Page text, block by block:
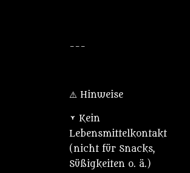
---
⚠️ Hinweise
• Kein
Lebensmittelkontakt
(nicht für Snacks,
Süßigkeiten o. ä.)